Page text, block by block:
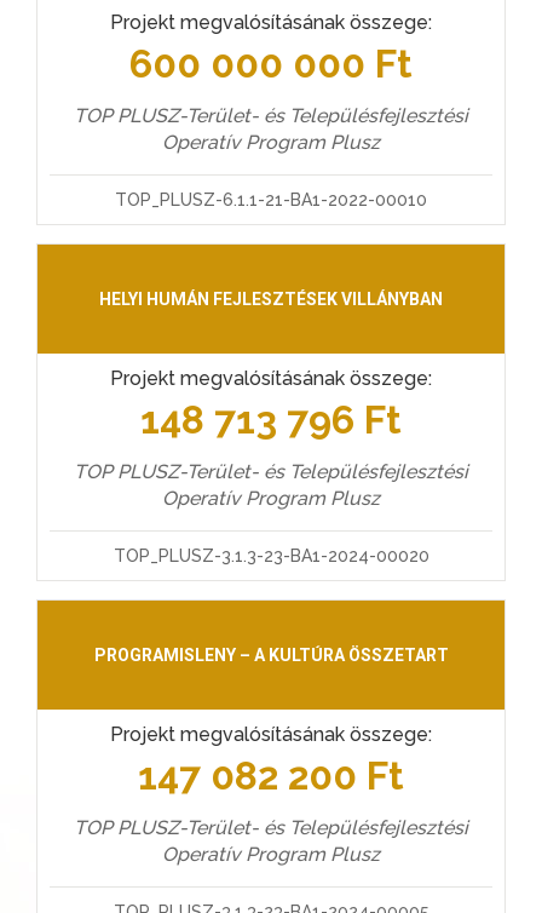
Projekt megvalósításának összege:
600 000 000 Ft
TOP PLUSZ-Terület- és Településfejlesztési
Operatív Program Plusz
TOP_PLUSZ-6.1.1-21-BA1-2022-00010
HELYI HUMÁN FEJLESZTÉSEK VILLÁNYBAN
Projekt megvalósításának összege:
148 713 796 Ft
TOP PLUSZ-Terület- és Településfejlesztési
Operatív Program Plusz
TOP_PLUSZ-3.1.3-23-BA1-2024-00020
PROGRAMISLENY – A KULTÚRA ÖSSZETART
Projekt megvalósításának összege:
147 082 200 Ft
TOP PLUSZ-Terület- és Településfejlesztési
Operatív Program Plusz